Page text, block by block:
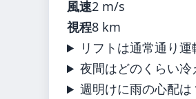
風速2 m/s
視程8 km
リフトは通常通り
夜間はどのくらい冷
週明けに雨の心配は